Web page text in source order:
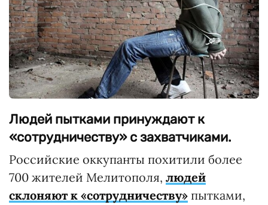
Людей пытками принуждают к
«сотрудничеству» с захватчиками.
Российские оккупанты похитили более
700 жителей Мелитополя, людей
склоняют к «сотрудничеству» пытками,